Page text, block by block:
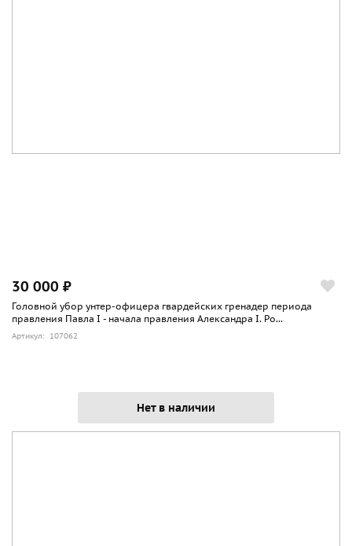
30 000 ₽
Головной убор унтер-офицера гвардейских гренадер периода
правления Павла I - начала правления Александра I. Ро...
Артикул: 107062
Нет в наличии